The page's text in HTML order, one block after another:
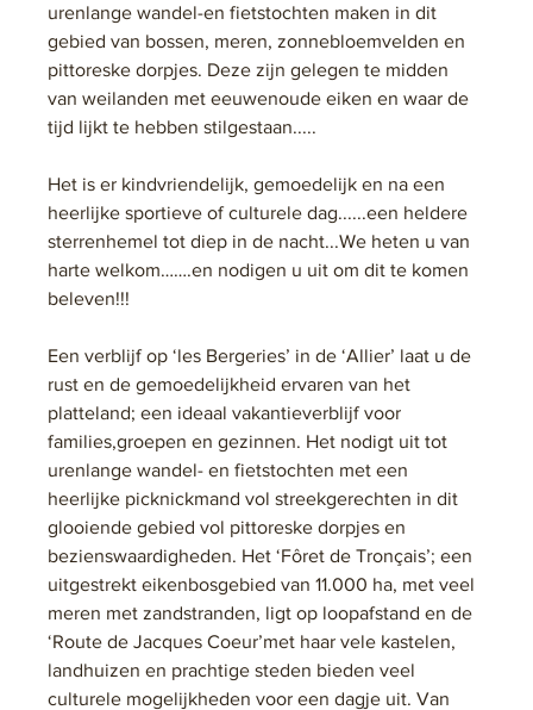
urenlange wandel-en fietstochten maken in dit
gebied van bossen, meren, zonnebloemvelden en
pittoreske dorpjes. Deze zijn gelegen te midden
van weilanden met eeuwenoude eiken en waar de
tijd lijkt te hebben stilgestaan.....
Het is er kindvriendelijk, gemoedelijk en na een
heerlijke sportieve of culturele dag......een heldere
sterrenhemel tot diep in de nacht...We heten u van
harte welkom…….en nodigen u uit om dit te komen
beleven!!!
Een verblijf op ‘les Bergeries’ in de ‘Allier’ laat u de
rust en de gemoedelijkheid ervaren van het
platteland; een ideaal vakantieverblijf voor
families,groepen en gezinnen. Het nodigt uit tot
urenlange wandel- en fietstochten met een
heerlijke picknickmand vol streekgerechten in dit
glooiende gebied vol pittoreske dorpjes en
bezienswaardigheden. Het ‘Fôret de Tronçais’; een
uitgestrekt eikenbosgebied van 11.000 ha, met veel
meren met zandstranden, ligt op loopafstand en de
‘Route de Jacques Coeur’met haar vele kastelen,
landhuizen en prachtige steden bieden veel
culturele mogelijkheden voor een dagje uit. Van